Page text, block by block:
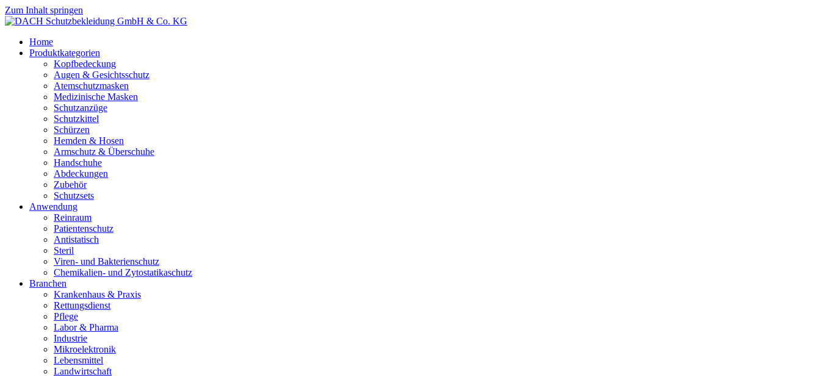
Zum Inhalt springen
Home
Produktkategorien
Kopfbedeckung
Augen & Gesichtsschutz
Atemschutzmasken
Medizinische Masken
Schutzanzüge
Schutzkittel
Schürzen
Hemden & Hosen
Armschutz & Überschuhe
Handschuhe
Abdeckungen
Zubehör
Schutzsets
Anwendung
Reinraum
Patientenschutz
Antistatisch
Steril
Viren- und Bakterienschutz
Chemikalien- und Zytostatikaschutz
Branchen
Krankenhaus & Praxis
Rettungsdienst
Pflege
Labor & Pharma
Industrie
Mikroelektronik
Lebensmittel
Landwirtschaft